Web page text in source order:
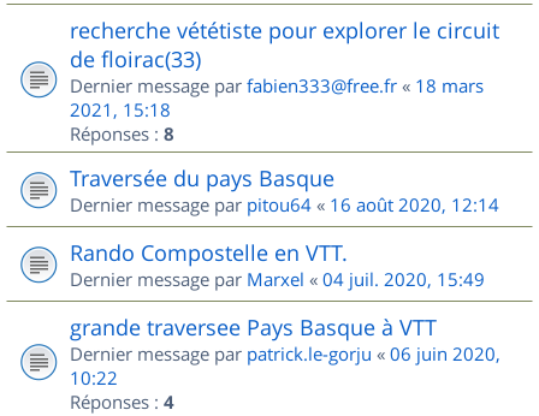
recherche vététiste pour explorer le circuit
de floirac(33)
Dernier message par fabien333@free.fr « 18 mars
2021, 15:18
Réponses : 8
Traversée du pays Basque
Dernier message par pitou64 « 16 août 2020, 12:14
Rando Compostelle en VTT.
Dernier message par Marxel « 04 juil. 2020, 15:49
grande traversee Pays Basque à VTT
Dernier message par patrick.le-gorju « 06 juin 2020,
10:22
Réponses : 4